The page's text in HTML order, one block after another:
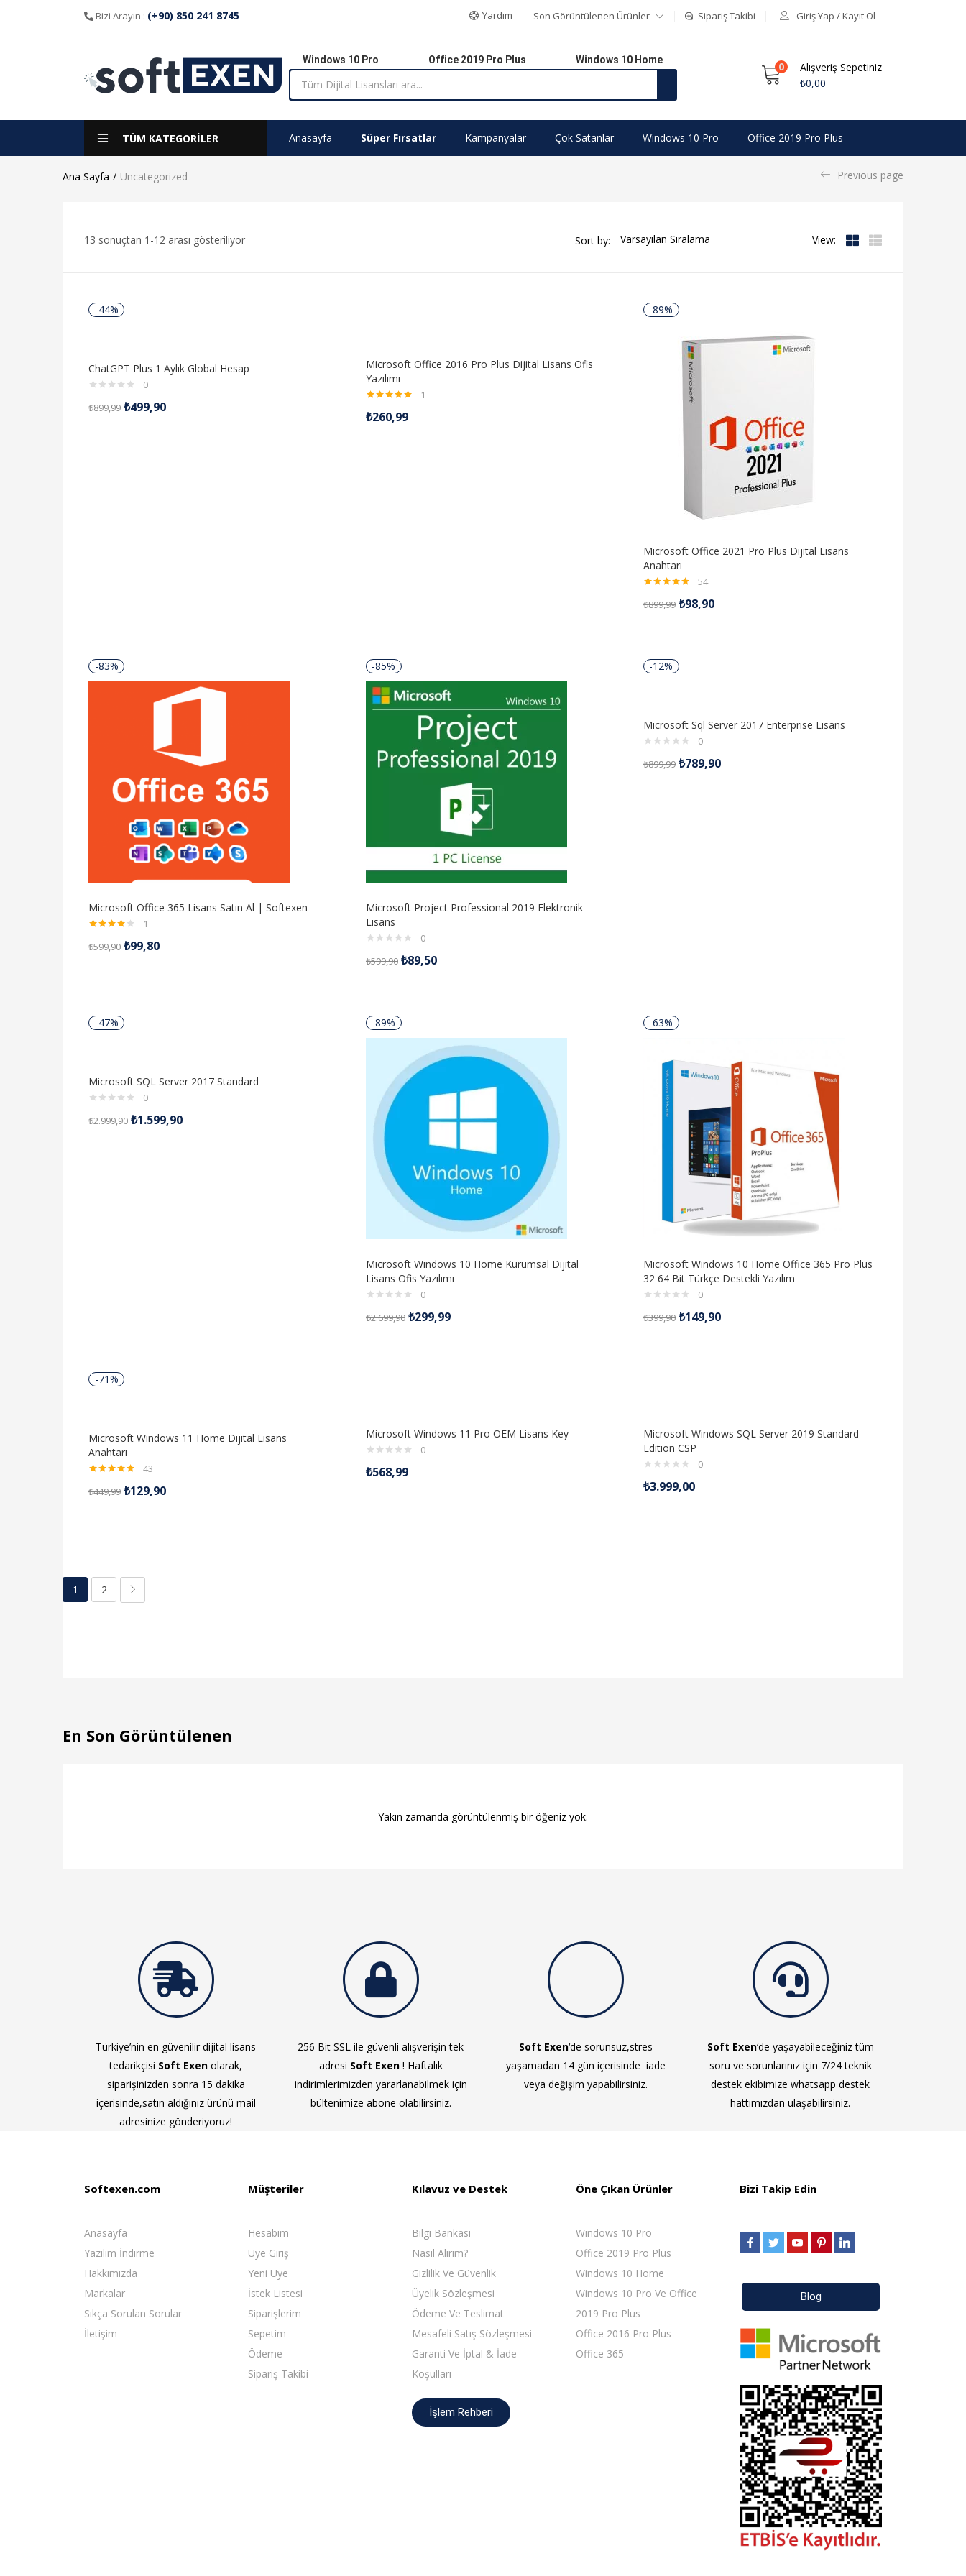
Bizi Arayın : (+90) 850 241 8745 Yardım Son Görüntülenen Ürünler Sipariş Takibi Giriş Yap / Kayıt Ol
Windows 10 Pro Office 2019 Pro Plus Windows 10 Home 0
Alışveriş Sepetiniz
₺0,00
TÜM KATEGORİLER Anasayfa Süper Fırsatlar Kampanyalar Çok Satanlar Windows 10 Pro Office 2019 Pro Plus
Ana Sayfa Uncategorized Previous page
13 sonuçtan 1-12 arası gösteriliyor Sort by: View:
-44%
ChatGPT Plus 1 Aylık Global Hesap
0
₺899,99 ₺499,90
Microsoft Office 2016 Pro Plus Dijital Lisans Ofis
Yazılımı
5.00oy aldı
1
₺260,99
-89%
Microsoft Office 2021 Pro Plus Dijital Lisans
Anahtarı
4.98oy aldı
54
₺899,99 ₺98,90
-83%
Microsoft Office 365 Lisans Satın Al | Softexen
üzerinden
1
₺599,90 ₺99,80
-85%
Microsoft Project Professional 2019 Elektronik
Lisans
0
₺599,90 ₺89,50
-12%
Microsoft Sql Server 2017 Enterprise Lisans
0
₺899,99 ₺789,90
-47%
Microsoft SQL Server 2017 Standard
0
₺2.999,90 ₺1.599,90
-89%
Microsoft Windows 10 Home Kurumsal Dijital
Lisans Ofis Yazılımı
0
₺2.699,90 ₺299,99
-63%
Microsoft Windows 10 Home Office 365 Pro Plus
32 64 Bit Türkçe Destekli Yazılım
0
₺399,90 ₺149,90
-71%
Microsoft Windows 11 Home Dijital Lisans
Anahtarı
4.98oy aldı
43
₺449,99 ₺129,90
Microsoft Windows 11 Pro OEM Lisans Key
0
₺568,99
Microsoft Windows SQL Server 2019 Standard
Edition CSP
0
₺3.999,00
1 2
En Son Görüntülenen
Yakın zamanda görüntülenmiş bir öğeniz yok.
Türkiye’nin en güvenilir dijital lisans
tedarikçisi Soft Exen olarak,
siparişinizden sonra 15 dakika
içerisinde,satın aldığınız ürünü mail
adresinize gönderiyoruz!
256 Bit SSL ile güvenli alışverişin tek
adresi Soft Exen ! Haftalık
indirimlerimizden yararlanabilmek için
bültenimize abone olabilirsiniz.
Soft Exen‘de sorunsuz,stres
yaşamadan 14 gün içerisinde iade
veya değişim yapabilirsiniz.
Soft Exen‘de yaşayabileceğiniz tüm
soru ve sorunlarınız için 7/24 teknik
destek ekibimize whatsapp destek
hattımızdan ulaşabilirsiniz.
Softexen.com
Anasayfa
Yazılım İndirme
Hakkımızda
Markalar
Sıkça Sorulan Sorular
İletişim
Müşteriler
Hesabım
Üye Giriş
Yeni Üye
İstek Listesi
Siparişlerim
Sepetim
Ödeme
Sipariş Takibi
Kılavuz ve Destek
Bilgi Bankası
Nasıl Alırım?
Gizlilik Ve Güvenlik
Üyelik Sözleşmesi
Ödeme Ve Teslimat
Mesafeli Satış Sözleşmesi
Garanti Ve İptal & İade
Koşulları
İşlem Rehberi
Öne Çıkan Ürünler
Windows 10 Pro
Office 2019 Pro Plus
Windows 10 Home
Windows 10 Pro Ve Office
2019 Pro Plus
Office 2016 Pro Plus
Office 365
Bizi Takip Edin
Blog